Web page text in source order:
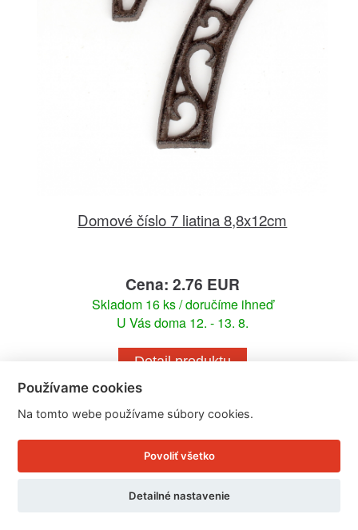
Domové číslo 7 liatina 8,8x12cm
Cena: 2.76 EUR
Skladom 16 ks / doručíme ihneď
U Vás doma 12. - 13. 8.
Detail produktu
Používame cookies
Na tomto webe používame súbory cookies.
Povoliť všetko
Detailné nastavenie